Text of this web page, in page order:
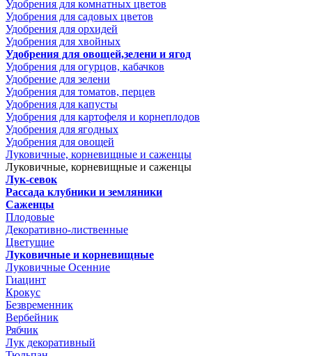
Удобрения для комнатных цветов
Удобрения для садовых цветов
Удобрения для орхидей
Удобрения для хвойных
Удобрения для овощей,зелени и ягод
Удобрения для огурцов, кабачков
Удобрение для зелени
Удобрения для томатов, перцев
Удобрения для капусты
Удобрения для картофеля и корнеплодов
Удобрения для ягодных
Удобрения для овощей
Луковичные, корневищные и саженцы
Луковичные, корневищные и саженцы
Лук-севок
Рассада клубники и земляники
Саженцы
Плодовые
Декоративно-лиственные
Цветущие
Луковичные и корневищные
Луковичные Осенние
Гиацинт
Крокус
Безвременник
Вербейник
Рябчик
Лук декоративный